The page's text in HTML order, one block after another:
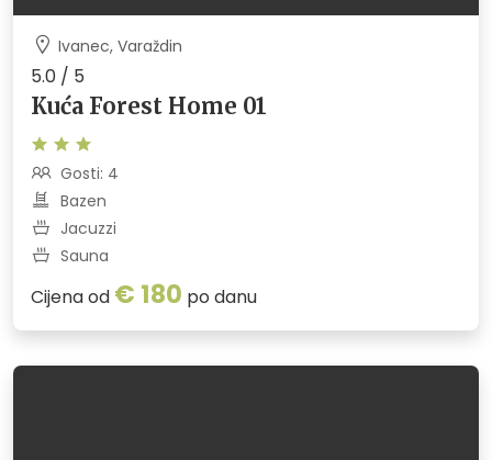
Ivanec, Varaždin
5.0 / 5
Kuća Forest Home 01
Gosti: 4
Bazen
Jacuzzi
Sauna
Cijena od € 180 po danu